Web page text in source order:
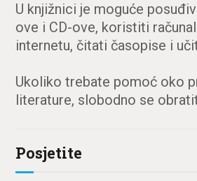
U knjižnici je moguće
ove i CD-ove, koristiti
internetu, čitati časopise i
Ukoliko trebate pomoć oko
literature, slobodno se
Posjetite